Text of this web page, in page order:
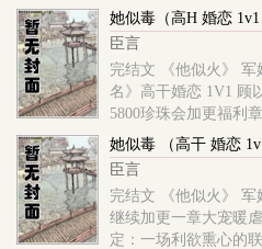
似火》《她似毒》《
文《斯文败类》正在
关注我微博：臣言啊
完整章节到海棠这
婚恋 军婚 先婚后爱
化
她似毒（高H 婚恋 1v1
臣言
完结文 《他似火》
名》高干婚恋 1V1 顾
5800珍珠会加更福利
用珍珠刺激我，明天
节。）剧情炖肉，肉
彦赢得大选，卫冕称
协议书递到他面前，
男主：尚珺彦。女主
她似毒 （高干 婚恋
臣言
完结文 《他似火》 军
继续加更一章大宠暖
定：一场利欲熏心的